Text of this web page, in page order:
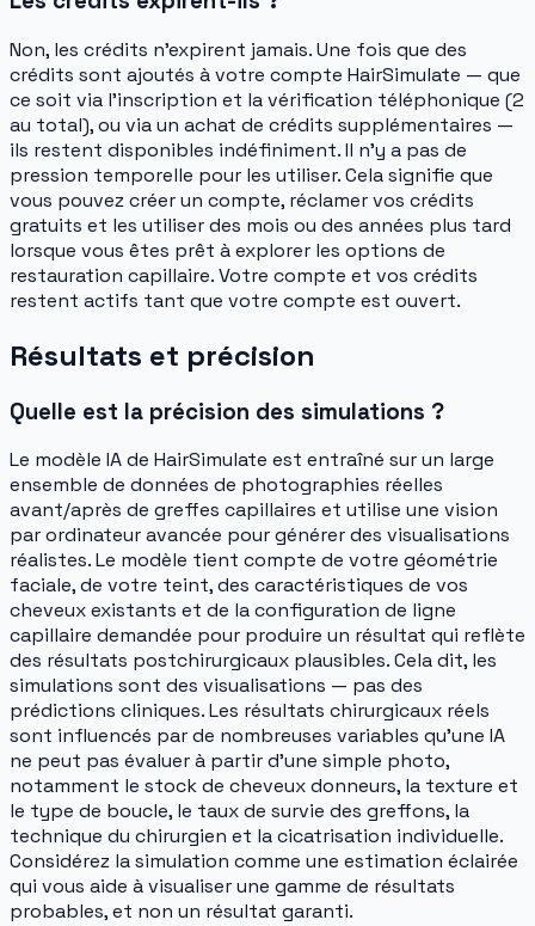
Non, les crédits n'expirent jamais. Une fois que des
crédits sont ajoutés à votre compte HairSimulate — que
ce soit via l'inscription et la vérification téléphonique (2
au total), ou via un achat de crédits supplémentaires —
ils restent disponibles indéfiniment. Il n'y a pas de
pression temporelle pour les utiliser. Cela signifie que
vous pouvez créer un compte, réclamer vos crédits
gratuits et les utiliser des mois ou des années plus tard
lorsque vous êtes prêt à explorer les options de
restauration capillaire. Votre compte et vos crédits
restent actifs tant que votre compte est ouvert.
Résultats et précision
Quelle est la précision des simulations ?
Le modèle IA de HairSimulate est entraîné sur un large
ensemble de données de photographies réelles
avant/après de greffes capillaires et utilise une vision
par ordinateur avancée pour générer des visualisations
réalistes. Le modèle tient compte de votre géométrie
faciale, de votre teint, des caractéristiques de vos
cheveux existants et de la configuration de ligne
capillaire demandée pour produire un résultat qui reflète
des résultats postchirurgicaux plausibles. Cela dit, les
simulations sont des visualisations — pas des
prédictions cliniques. Les résultats chirurgicaux réels
sont influencés par de nombreuses variables qu'une IA
ne peut pas évaluer à partir d'une simple photo,
notamment le stock de cheveux donneurs, la texture et
le type de boucle, le taux de survie des greffons, la
technique du chirurgien et la cicatrisation individuelle.
Considérez la simulation comme une estimation éclairée
qui vous aide à visualiser une gamme de résultats
probables, et non un résultat garanti.